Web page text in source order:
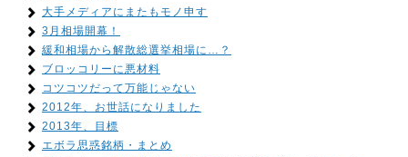
大手メディアにまたもモノ申す
3月相場開幕！
緩和相場から解散総選挙相場に…？
ブロッコリーに悪材料
コツコツだって万能じゃない
2012年、お世話になりました
2013年、目標
エボラ思惑銘柄・まとめ